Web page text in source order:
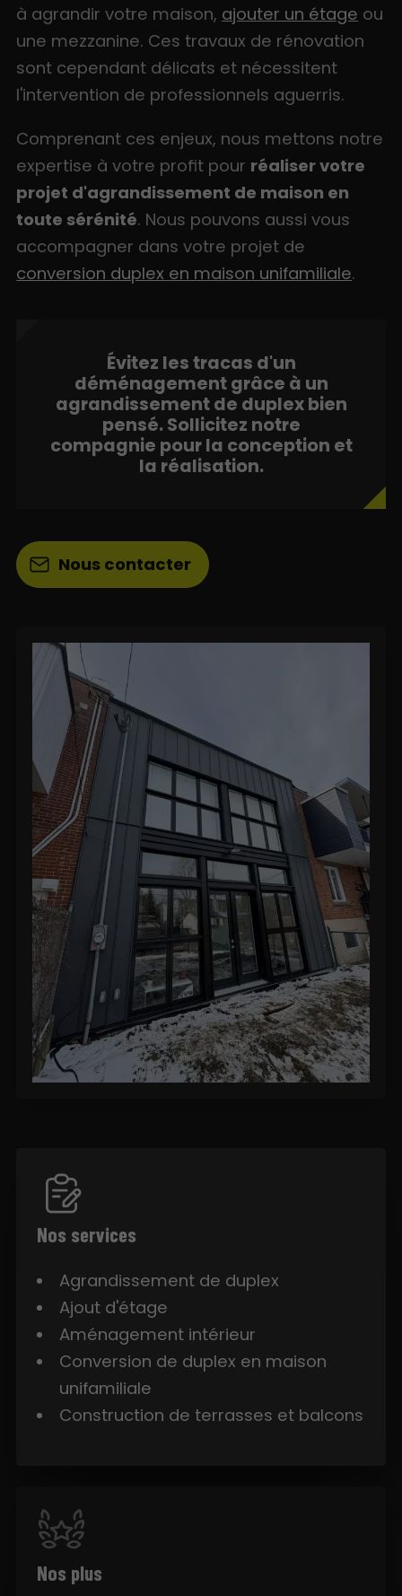
à agrandir votre maison, ajouter un étage ou
une mezzanine. Ces travaux de rénovation
sont cependant délicats et nécessitent
l'intervention de professionnels aguerris.
Comprenant ces enjeux, nous mettons notre
expertise à votre profit pour réaliser votre
projet d'agrandissement de maison en
toute sérénité. Nous pouvons aussi vous
accompagner dans votre projet de
conversion duplex en maison unifamiliale.
Évitez les tracas d'un
déménagement grâce à un
agrandissement de duplex bien
pensé. Sollicitez notre
compagnie pour la conception et
la réalisation.
Nous contacter
Nos services
Agrandissement de duplex
Ajout d'étage
Aménagement intérieur
Conversion de duplex en maison
unifamiliale
Construction de terrasses et balcons
Nos plus